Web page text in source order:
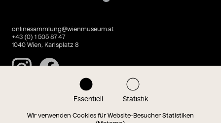
Essentiell Statistik
Wir verwenden Cookies für Website-Besucher Statistiken
onlinesammlung@wienmuseum.at
+43 (0) 1 505 87 47
1040 Wien, Karlsplatz 8
InstagramFacebook